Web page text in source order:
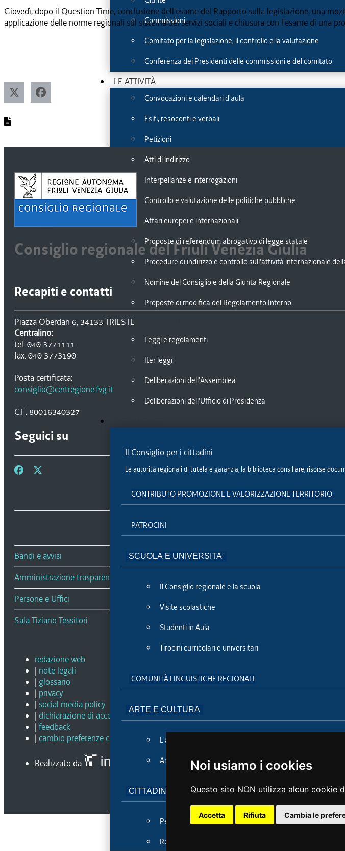
Noi usiamo i cookies
Questo sito NON utilizza alcun cookie
Accetta Rifiuta Cambia le
Commissioni
Comitato per la legislazione, il controllo e la valutazione
Conferenza dei Presidenti delle commissioni e del comitato
LE ATTIVITÀ
Convocazioni e calendari d'aula
Esiti, resoconti e verbali
Petizioni
Atti di indirizzo
Interpellanze e interrogazioni
Controllo e valutazione delle politiche pubbliche
Affari europei e internazionali
Proposte di referendum abrogativo di legge statale
Procedure di indirizzo e controllo sull'attività internazionale
Nomine del Consiglio e della Giunta Regionale
Proposte di modifica del Regolamento Interno
LEGGI E DELIBERAZIONI
Leggi e regolamenti
Iter leggi
Deliberazioni dell'Assemblea
Deliberazioni dell'Ufficio di Presidenza
Il Consiglio per i cittadini
Le autorità regionali di tutela e garanzia, la biblioteca consiliare, risorse
CONTRIBUTO PROMOZIONE E VALORIZZAZIONE TERRITORIO
PATROCINI
SCUOLA E UNIVERSITA'
Il Consiglio regionale e la scuola
Visite scolastiche
Studenti in Aula
Tirocini curricolari e universitari
COMUNITÀ LINGUISTICHE REGIONALI
ARTE E CULTURA
L'arte e la cultura
Archivio fotografico
CITTADINANZA ATTIVA
Petizione
Referendum
Giovedì, dopo il Question Time, conclusione dell'esame del Rapporto sulla legislazione, una
applicazione delle norme regionali sul sistema dei servizi sociali e chiusura con l'esame di una
Consiglio regionale del Friuli Venezia Giulia
Recapiti e contatti
Piazza Oberdan 6, 34133 TRIESTE
Centralino:
tel. 040 3771111
fax. 040 3773190
Posta certificata:
consiglio@certregione.fvg.it
C.F. 80016340327
Seguici su
Bandi e avvisi
Amministrazione trasparente
Persone e Uffici
Sala Tiziano Tessitori
redazione web
| note legali
| glossario
| privacy
| social media policy
| dichiarazione di accessibilità
| feedback
| cambio preferenze cookie
Realizzato da